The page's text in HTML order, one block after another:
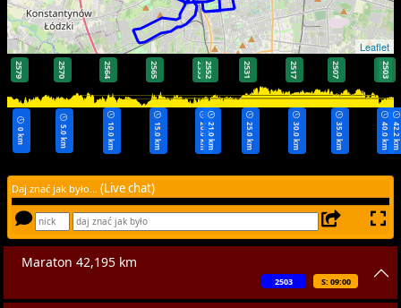
Leaflet
0 km
2579 2570
5.0 km
2564
10.0 km
2565
15.0 km
2553
20.0 km
2552
21.0 km
2531
25.0 km
2517
30.0 km
2507
35.0 km
2503
40.0 km
2503
Daj znać jak było... (Live chat)
Maraton 42,195 km
S: 09:00
2503